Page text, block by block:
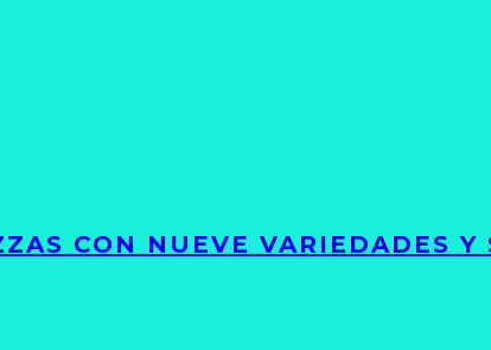
CON NUEVE VARIEDADES Y